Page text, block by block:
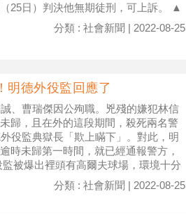
25日）判決他無期徒刑，可上訴。 ▲
分類 : 社會新聞 | 2022-08-25
明德外役監回應了
、曹瑞傑因公殉職。兇殘的嫌犯林信
歸，且在外的這段期間，殺死兩名警
役監典獄長「欺上瞞下」。對此，明
時未歸第一時間，就已經通報警方，
被爆出裡頭有高爾夫球場，環境十分
分類 : 社會新聞 | 2022-08-25